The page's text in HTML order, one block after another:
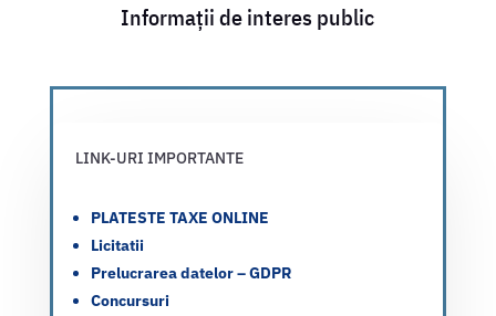
Informații de interes public
LINK-URI IMPORTANTE
PLATESTE TAXE ONLINE
Licitatii
Prelucrarea datelor – GDPR
Concursuri